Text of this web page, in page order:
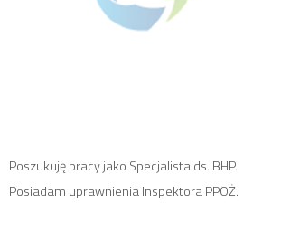
Poszukuję pracy jako Specjalista ds. BHP.
Posiadam uprawnienia Inspektora PPOŻ.